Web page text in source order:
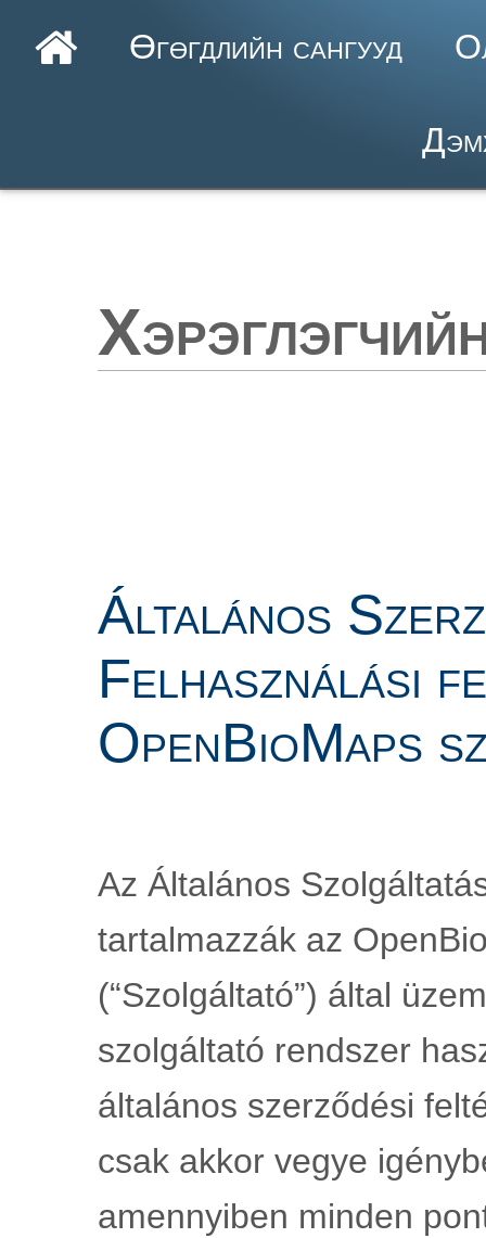
Өгөгдлийн сангууд
Általános
Felhasználási
OpenBioMaps
Az Általános
tartalmazzák az
(“Szolgáltató”) által
szolgáltató rendszer
általános szerződési
csak akkor vegye
amennyiben minden